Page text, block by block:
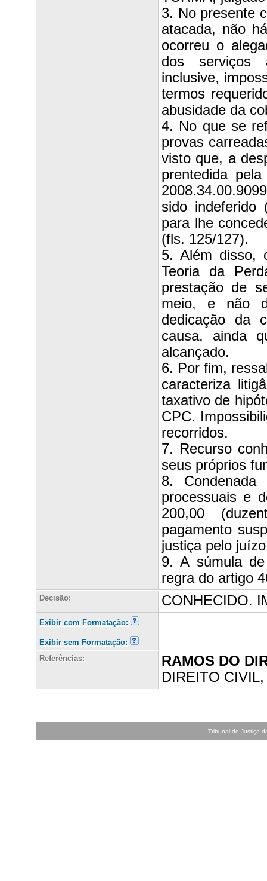
3. No presente
atacada, não
ocorreu o
dos serviços
inclusive,
termos
abusidade da
4. No que se
provas
visto que, a
prentedida
sido indeferido
para lhe
(fls. 125/127).
5. Além disso,
Teoria da
prestação de
meio, e não
dedicação da
causa, ainda
alcançado.
6. Por fim,
caracteriza
taxativo de
CPC.
recorridos.
7. Recurso
seus próprios
8.
processuais e
200,00
pagamento
justiça pelo
9. A súmula
regra do artigo
Decisão: CONHECIDO.
Exibir com Formatação:
Exibir sem Formatação:
Referências:
RAMOS DO
DIREITO
Tribunal de Justiça